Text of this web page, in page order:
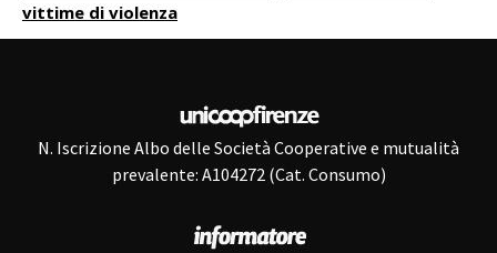
vittime di violenza
N. Iscrizione Albo delle Società Cooperative e mutualità
prevalente: A104272 (Cat. Consumo)